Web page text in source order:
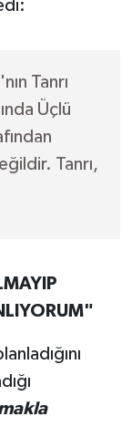
Tanrı
Üçlü
Tanrı,